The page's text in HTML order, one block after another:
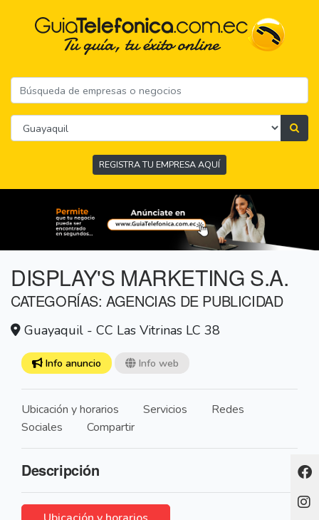
REGISTRA TU EMPRESA AQUÍ
DISPLAY'S MARKETING S.A.
CATEGORÍAS: AGENCIAS DE PUBLICIDAD
Guayaquil - CC Las Vitrinas LC 38
Info anuncio Info web
Ubicación y horarios Servicios
Redes
Sociales
Compartir
Descripción